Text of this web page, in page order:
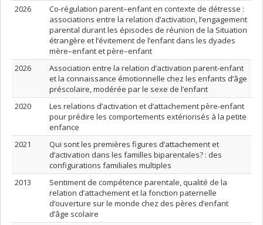
2026
Co-régulation parent–enfant en contexte de détresse :
associations entre la relation d’activation, l’engagement
parental durant les épisodes de réunion de la Situation
étrangère et l’évitement de l’enfant dans les dyades
mère–enfant et père–enfant
2026
Association entre la relation d’activation parent-enfant
et la connaissance émotionnelle chez les enfants d’âge
préscolaire, modérée par le sexe de l’enfant
2020
Les relations d’activation et d’attachement père-enfant
pour prédire les comportements extériorisés à la petite
enfance
2021
Qui sont les premières figures d’attachement et
d’activation dans les familles biparentales? : des
configurations familiales multiples
2013
Sentiment de compétence parentale, qualité de la
relation d’attachement et la fonction paternelle
d’ouverture sur le monde chez des pères d’enfant
d’âge scolaire